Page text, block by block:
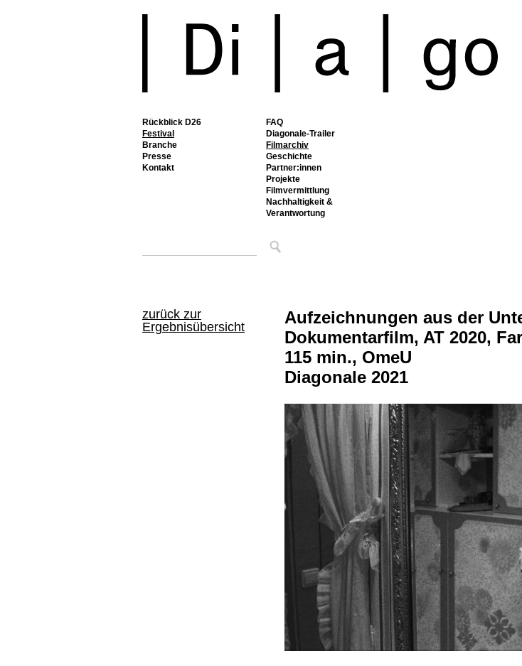
Rückblick D26
Festival
FAQ
Diagonale-Trailer
Filmarchiv
Geschichte
Partner:innen
Projekte
Filmvermittlung
Nachhaltigkeit &
Verantwortung
Branche
Presse
Kontakt
zurück zur
Ergebnisübersicht
Aufzeichnungen aus der
Dokumentarfilm, AT 2020,
115 min., OmeU
Diagonale 2021